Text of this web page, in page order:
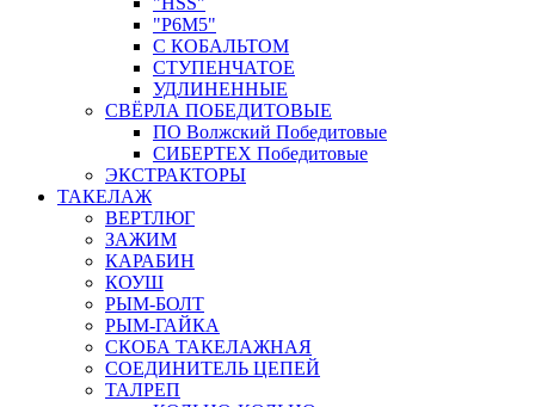
"Р6М5"
С КОБАЛЬТОМ
СТУПЕНЧАТОЕ
УДЛИНЕННЫЕ
СВЁРЛА ПОБЕДИТОВЫЕ
ПО Волжский Победитовые
СИБЕРТЕХ Победитовые
ЭКСТРАКТОРЫ
ТАКЕЛАЖ
ВЕРТЛЮГ
ЗАЖИМ
КАРАБИН
КОУШ
РЫМ-БОЛТ
РЫМ-ГАЙКА
СКОБА ТАКЕЛАЖНАЯ
СОЕДИНИТЕЛЬ ЦЕПЕЙ
ТАЛРЕП